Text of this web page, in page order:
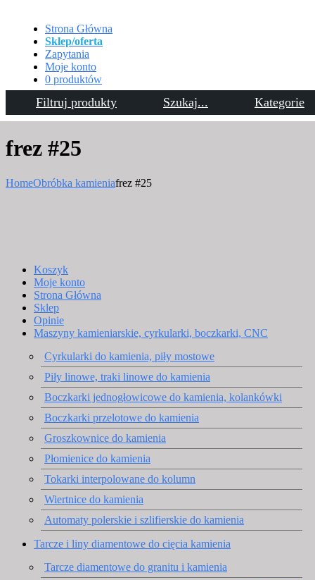
Filtruj produkty Szukaj... Kategorie
Strona Główna
Sklep/oferta
Zapytania
Moje konto
0 produktów
Kontakt
frez #25
HomeObróbka kamieniafrez #25
Koszyk
Moje konto
Strona Główna
Sklep
Opinie
Maszyny kamieniarskie, cyrkularki, boczkarki, CNC
Cyrkularki do kamienia, piły mostowe
Piły linowe, traki linowe do kamienia
Boczkarki jednogłowicowe do kamienia, kolankówki
Boczkarki przelotowe do kamienia
Groszkownice do kamienia
Płomienice do kamienia
Tokarki interpolowane do kolumn
Wiertnice do kamienia
Automaty polerskie i szlifierskie do kamienia
Tarcze i liny diamentowe do cięcia kamienia
Tarcze diamentowe do granitu i kamienia